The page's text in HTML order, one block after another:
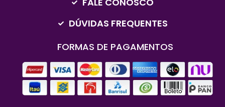
DÚVIDAS FREQUENTES
FORMAS DE PAGAMENTOS